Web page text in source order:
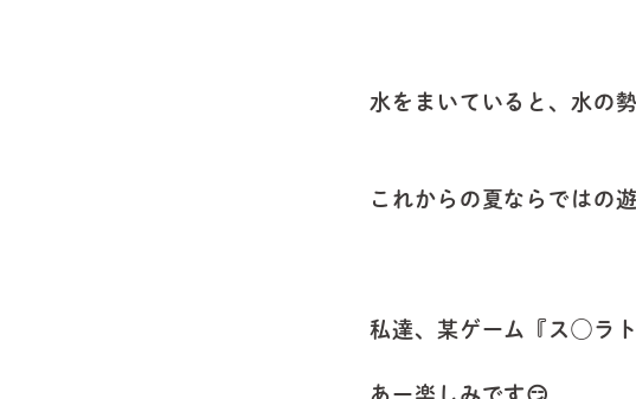
水をまいていると、水の
これからの夏ならではの
私達、某ゲーム『ス◯ラ
あー楽しみです😏